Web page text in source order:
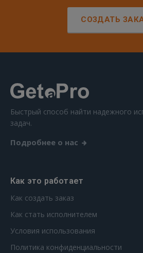
СОЗДАТЬ
Быстрый способ найти надежного
задач.
Подробнее о нас
Как это работает
Как создать заказ
Как стать исполнителем
Условия использования
Политика конфиденциальности